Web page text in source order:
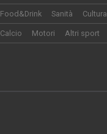
Food&Drink Sanità Cultura
Calcio Motori Altri sport